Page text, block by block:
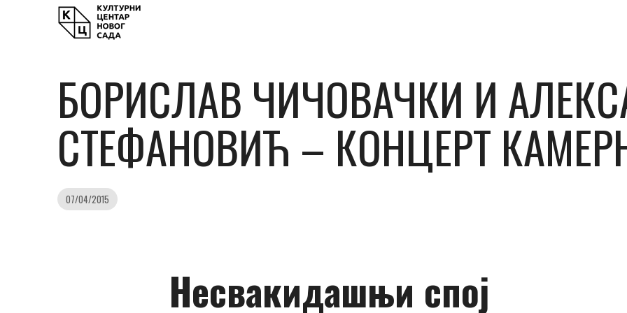
БОРИСЛАВ ЧИЧОВАЧКИ И
СТЕФАНОВИЋ – КОНЦЕРТ
07/04/2015
Несвакидашњи спој